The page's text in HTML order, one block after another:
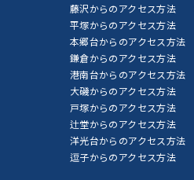
藤沢からのアクセス方法
平塚からのアクセス方法
本郷台からのアクセス方法
鎌倉からのアクセス方法
港南台からのアクセス方法
大磯からのアクセス方法
戸塚からのアクセス方法
辻堂からのアクセス方法
洋光台からのアクセス方法
逗子からのアクセス方法